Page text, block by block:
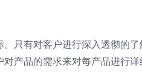
只有对客户进行深入透彻的
产品的需求来对每产品进行